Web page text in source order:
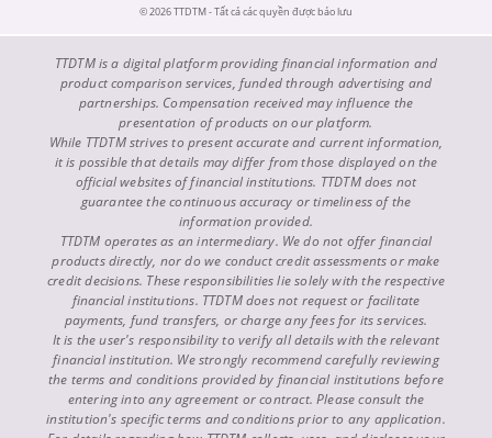
© 2026 TTDTM - Tất cả các quyền được bảo lưu
TTDTM is a digital platform providing financial information and
product comparison services, funded through advertising and
partnerships. Compensation received may influence the
presentation of products on our platform.
While TTDTM strives to present accurate and current information,
it is possible that details may differ from those displayed on the
official websites of financial institutions. TTDTM does not
guarantee the continuous accuracy or timeliness of the
information provided.
TTDTM operates as an intermediary. We do not offer financial
products directly, nor do we conduct credit assessments or make
credit decisions. These responsibilities lie solely with the respective
financial institutions. TTDTM does not request or facilitate
payments, fund transfers, or charge any fees for its services.
It is the user's responsibility to verify all details with the relevant
financial institution. We strongly recommend carefully reviewing
the terms and conditions provided by financial institutions before
entering into any agreement or contract. Please consult the
institution's specific terms and conditions prior to any application.